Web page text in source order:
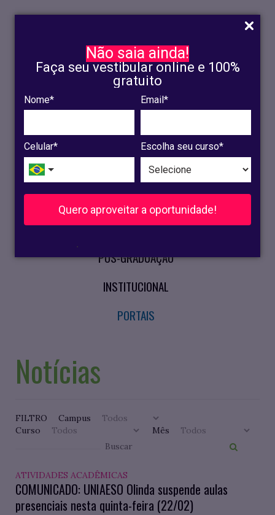
Não saia ainda!
Faça seu vestibular online e 100%
gratuito
Nome* Email*
Celular* Escolha seu curso*
Quero aproveitar a oportunidade!
.
INSCRIÇÃO
OLINDA
RECIFE
VESTIBULAR
CURSOS PRESENCIAIS
PÓS-GRADUAÇÃO
INSTITUCIONAL
PORTAIS
Notícias
FILTRO
Campus
Curso
Mês
ATIVIDADES ACADÊMICAS
COMUNICADO: UNIAESO Olinda suspende aulas
presenciais nesta quinta-feira (22/02)